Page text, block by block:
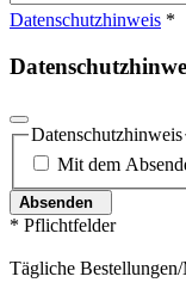
Datenschutzhinweis *
Datenschutzhinweis
Mit dem
Absenden
* Pflichtfelder
Tägliche